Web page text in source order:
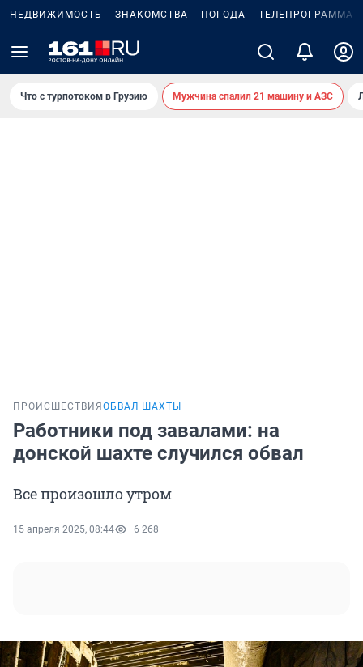
НЕДВИЖИМОСТЬ ЗНАКОМСТВА ПОГОДА ТЕЛЕПРОГРАММА
Что с турпотоком в Грузию Мужчина спалил 21 машину и АЗС
ПРОИСШЕСТВИЯ ОБВАЛ ШАХТЫ
Работники под завалами: на
донской шахте случился обвал
Все произошло утром
15 апреля 2025, 08:44 6 268